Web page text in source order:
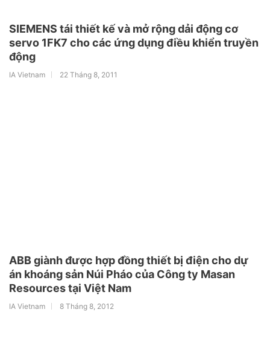
SIEMENS tái thiết kế và mở rộng dải động cơ
servo 1FK7 cho các ứng dụng điều khiển truyền
động
IA Vietnam 22 Tháng 8, 2011
ABB giành được hợp đồng thiết bị điện cho dự
án khoáng sản Núi Pháo của Công ty Masan
Resources tại Việt Nam
IA Vietnam 8 Tháng 8, 2012